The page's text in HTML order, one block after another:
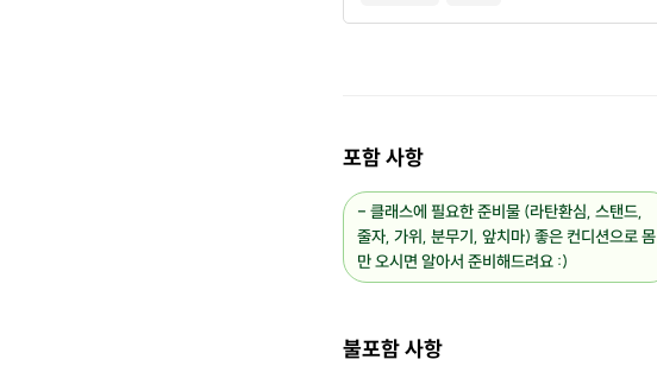
포함 사항
- 클래스에 필요한 준비물 (라탄환심, 스탠드,
줄자, 가위, 분무기, 앞치마) 좋은 컨디션으로 몸
만 오시면 알아서 준비해드려요 :)
불포함 사항